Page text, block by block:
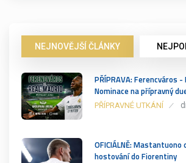
NEJNOVĚJŠÍ ČLÁNKY
PŘÍPRAVA: Ferencváros
Nominace na přípravný
PŘÍPRAVNÉ UTKÁNÍ
OFICIÁLNĚ: Mastantuono
hostování do Fiorentiny